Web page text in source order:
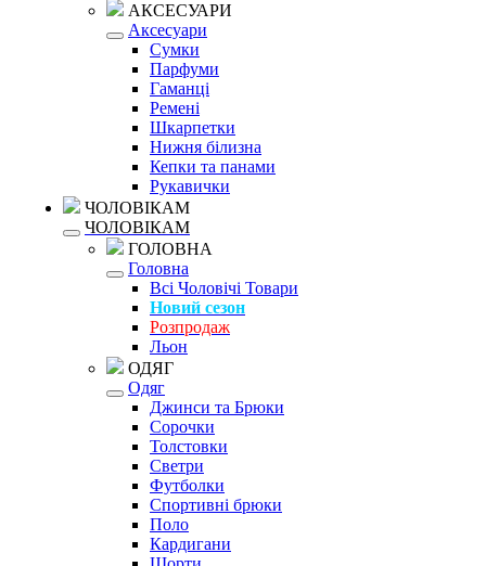
АКСЕСУАРИ
Аксесуари
Сумки
Парфуми
Гаманці
Ремені
Шкарпетки
Нижня білизна
Кепки та панами
Рукавички
ЧОЛОВІКАМ
ЧОЛОВІКАМ
ГОЛОВНА
Головна
Всі Чоловічі Товари
Новий сезон
Розпродаж
Льон
ОДЯГ
Одяг
Джинси та Брюки
Сорочки
Толстовки
Светри
Футболки
Спортивні брюки
Поло
Кардигани